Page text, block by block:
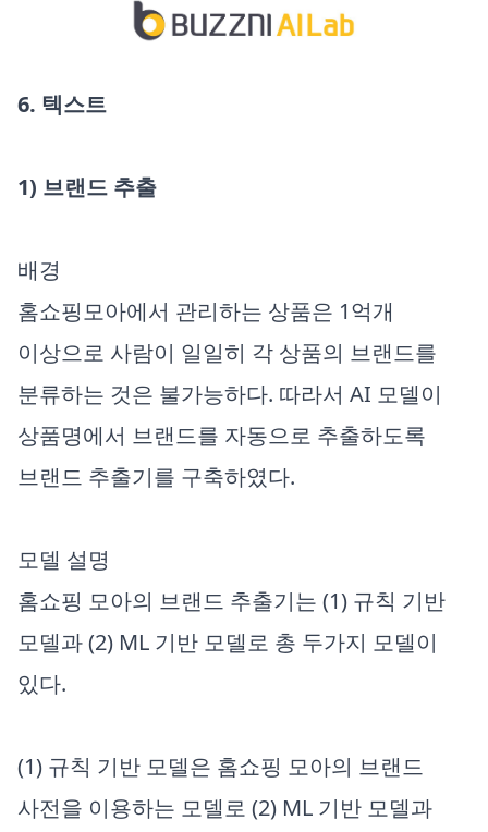
6. 텍스트
1) 브랜드 추출
배경
홈쇼핑모아에서 관리하는 상품은 1억개
이상으로 사람이 일일히 각 상품의 브랜드를
분류하는 것은 불가능하다. 따라서 AI 모델이
상품명에서 브랜드를 자동으로 추출하도록
브랜드 추출기를 구축하였다.
모델 설명
홈쇼핑 모아의 브랜드 추출기는 (1) 규칙 기반
모델과 (2) ML 기반 모델로 총 두가지 모델이
있다.
(1) 규칙 기반 모델은 홈쇼핑 모아의 브랜드
사전을 이용하는 모델로 (2) ML 기반 모델과